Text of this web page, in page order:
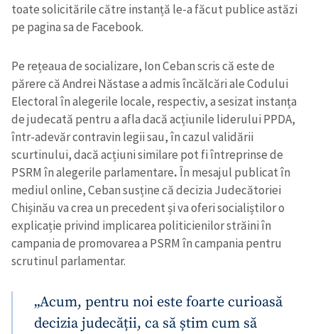
toate solicitările către instanță le-a făcut publice astăzi
pe pagina sa de Facebook.
Pe rețeaua de socializare, Ion Ceban scris că este de
părere că Andrei Năstase a admis încălcări ale Codului
Electoral în alegerile locale, respectiv, a sesizat instanța
de judecată pentru a afla dacă acțiunile liderului PPDA,
într-adevăr contravin legii sau, în cazul validării
scurtinului, dacă acțiuni similare pot fi întreprinse de
PSRM în alegerile parlamentare.În mesajul publicat în
mediul online, Ceban susține că decizia Judecătoriei
Chișinău va crea un precedent și va oferi socialiștilor o
explicație privind implicarea politicienilor străini în
campania de promovarea a PSRM în campania pentru
scrutinul parlamentar.
„Acum, pentru noi este foarte curioasă
decizia judecății, ca să știm cum să